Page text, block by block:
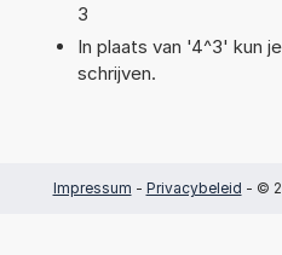
3
In plaats van '4^3' kun
schrijven.
Impressum - Privacybeleid - ©